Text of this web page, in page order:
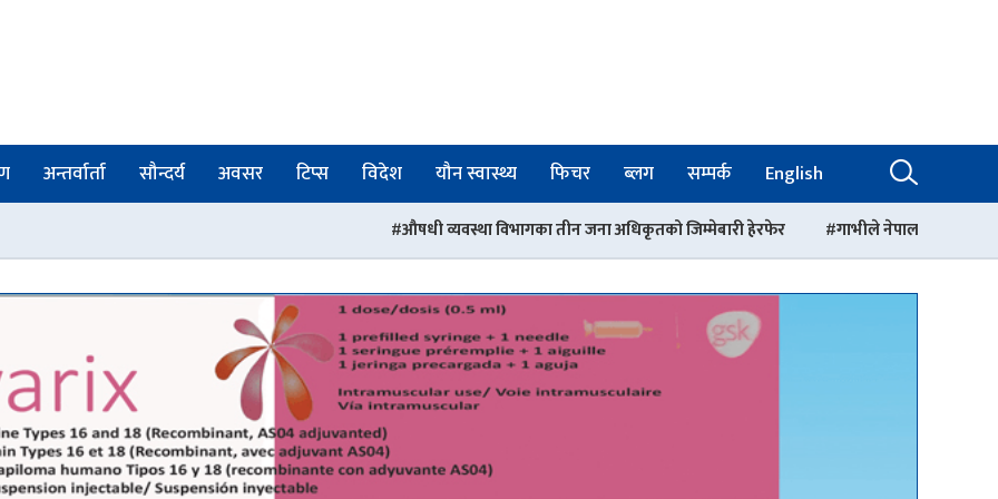
अन्तर्वार्ता सौन्दर्य अवसर टिप्स विदेश यौन स्वास्थ्य फिचर ब्लग सम्पर्क English
औषधी व्यवस्था विभागका तीन जना अधिकृतको जिम्मेबारी हेरफेर गाभीले नेपाललाई ३ करोड ९६ लाख डलर बराबरको